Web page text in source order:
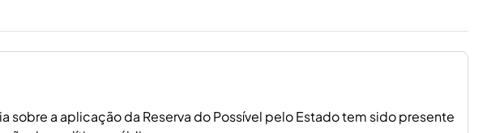
sobre a aplicação da Reserva do Possível pelo Estado tem sido presente